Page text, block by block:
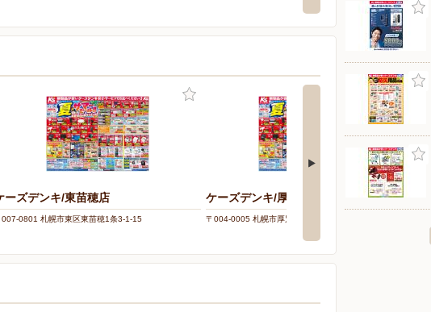
ーズデンキ/東苗穂店
007-0801 札幌市東区東苗穂1条3-1-15
ケーズデンキ/厚別店
〒004-0005 札幌市厚別区厚別東5条8-7-1